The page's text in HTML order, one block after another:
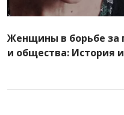
Женщины в борьбе за
и общества: История